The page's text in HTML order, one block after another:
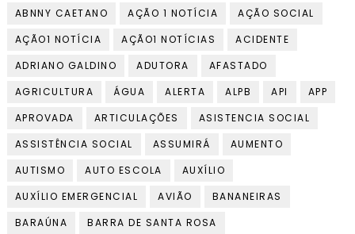
ABNNY CAETANO
AÇÃO 1 NOTÍCIA
AÇÃO SOCIAL
AÇÃO1 NOTÍCIA
AÇÃO1 NOTÍCIAS
ACIDENTE
ADRIANO GALDINO
ADUTORA
AFASTADO
AGRICULTURA
ÁGUA ALERTA ALPB API
APP
APROVADA
ARTICULAÇÕES
ASISTENCIA SOCIAL
ASSISTÊNCIA SOCIAL
ASSUMIRÁ
AUMENTO
AUTISMO
AUTO ESCOLA
AUXÍLIO
AUXÍLIO EMERGENCIAL
AVIÃO
BANANEIRAS
BARAÚNA
BARRA DE SANTA ROSA